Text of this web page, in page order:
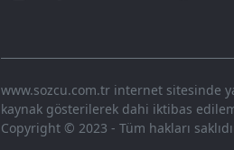
www.sozcu.com.tr internet sitesinde
kaynak gösterilerek dahi iktibas
Copyright © 2023 - Tüm hakları